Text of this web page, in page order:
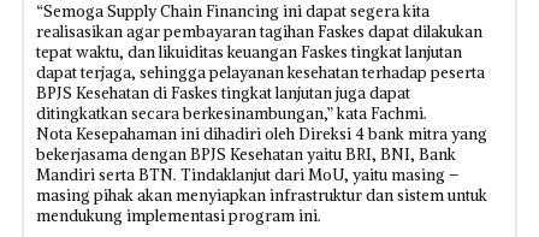
“Semoga Supply Chain Financing ini dapat segera kita
realisasikan agar pembayaran tagihan Faskes dapat dilakukan
tepat waktu, dan likuiditas keuangan Faskes tingkat lanjutan
dapat terjaga, sehingga pelayanan kesehatan terhadap peserta
BPJS Kesehatan di Faskes tingkat lanjutan juga dapat
ditingkatkan secara berkesinambungan,” kata Fachmi.
Nota Kesepahaman ini dihadiri oleh Direksi 4 bank mitra yang
bekerjasama dengan BPJS Kesehatan yaitu BRI, BNI, Bank
Mandiri serta BTN. Tindaklanjut dari MoU, yaitu masing –
masing pihak akan menyiapkan infrastruktur dan sistem untuk
mendukung implementasi program ini.